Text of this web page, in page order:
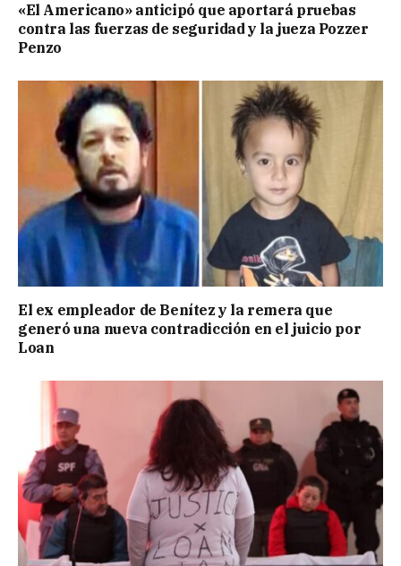
«El Americano» anticipó que aportará pruebas
contra las fuerzas de seguridad y la jueza Pozzer
Penzo
El ex empleador de Benítez y la remera que
generó una nueva contradicción en el juicio por
Loan